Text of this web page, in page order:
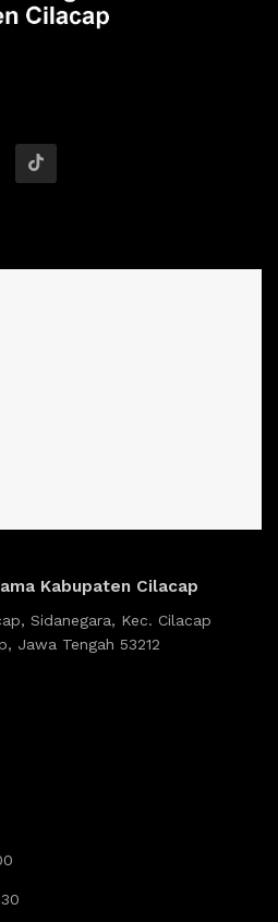
Kabupaten Cilacap
Sidanegara, Kec. Cilacap
Jawa Tengah 53212